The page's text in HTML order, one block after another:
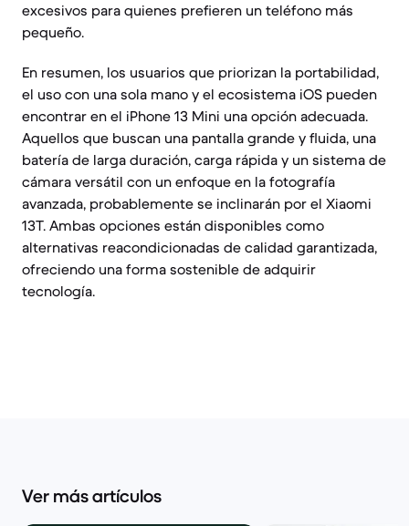
excesivos para quienes prefieren un teléfono más
pequeño.
En resumen, los usuarios que priorizan la portabilidad,
el uso con una sola mano y el ecosistema iOS pueden
encontrar en el iPhone 13 Mini una opción adecuada.
Aquellos que buscan una pantalla grande y fluida, una
batería de larga duración, carga rápida y un sistema de
cámara versátil con un enfoque en la fotografía
avanzada, probablemente se inclinarán por el Xiaomi
13T. Ambas opciones están disponibles como
alternativas reacondicionadas de calidad garantizada,
ofreciendo una forma sostenible de adquirir
tecnología.
Ver más artículos